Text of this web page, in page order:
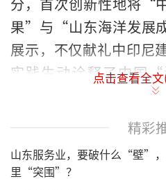
果”与“山东海洋发展
展示，不仅献礼中印尼
实践生动诠释了中国
念，成为我国向世界展
点击查看全
精彩
山东服务业，要破什么“壁”
里“突围”？